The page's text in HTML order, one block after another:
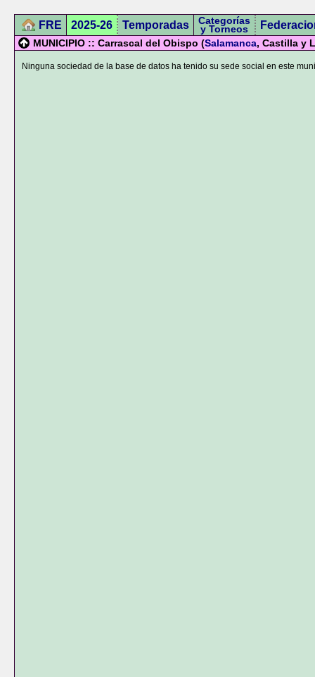
FRE 2025-26 Temporadas Categorías
y Torneos
MUNICIPIO :: Carrascal del Obispo (Salamanca, Castilla y
Ninguna sociedad de la base de datos ha tenido su sede social en este